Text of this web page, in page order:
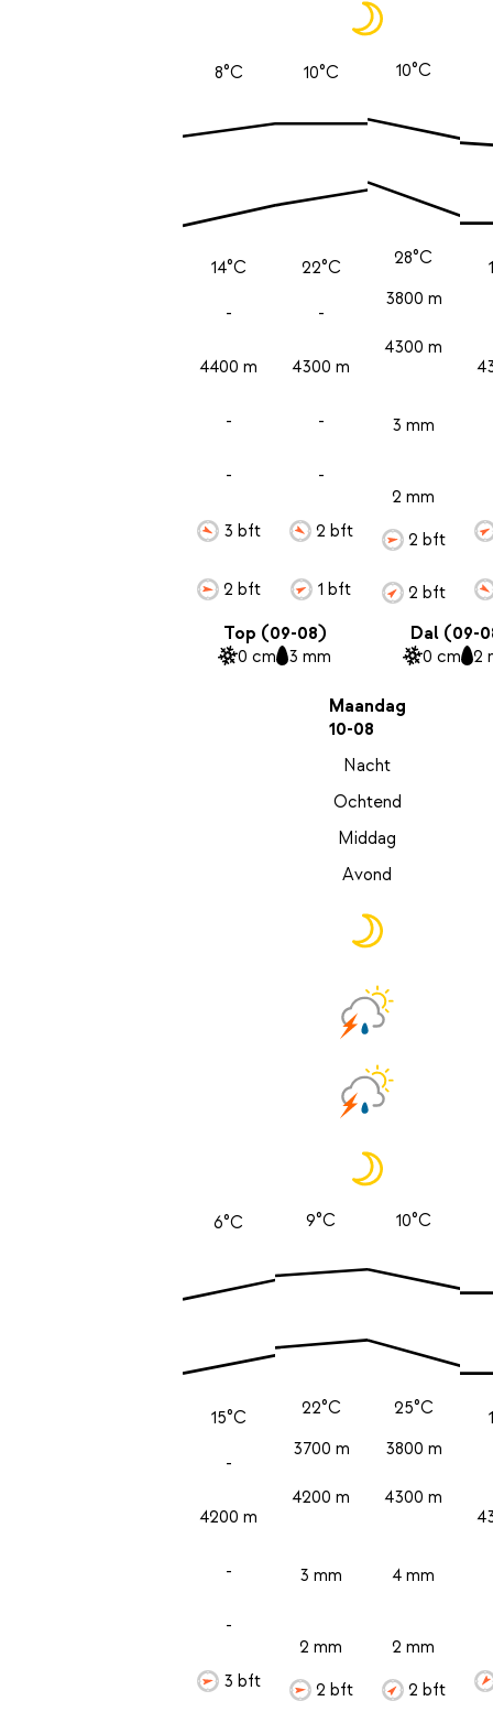
8°C
14°C
-
4400 m
-
-
3 bft
2 bft
10°C
22°C
-
4300 m
-
-
2 bft
1 bft
10°C
28°C
3800 m
4300 m
3 mm
2 mm
2 bft
2 bft
Top (09-08)
0 cm 3 mm
Dal (09-
0 cm 2
Maandag
10-08
Nacht
Ochtend
Middag
Avond
6°C
15°C
-
4200 m
-
-
3 bft
9°C
22°C
3700 m
4200 m
3 mm
2 mm
2 bft
10°C
25°C
3800 m
4300 m
4 mm
2 mm
2 bft